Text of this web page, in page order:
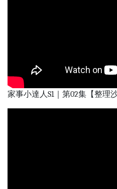
家事小達人S1｜第02集【整理沙